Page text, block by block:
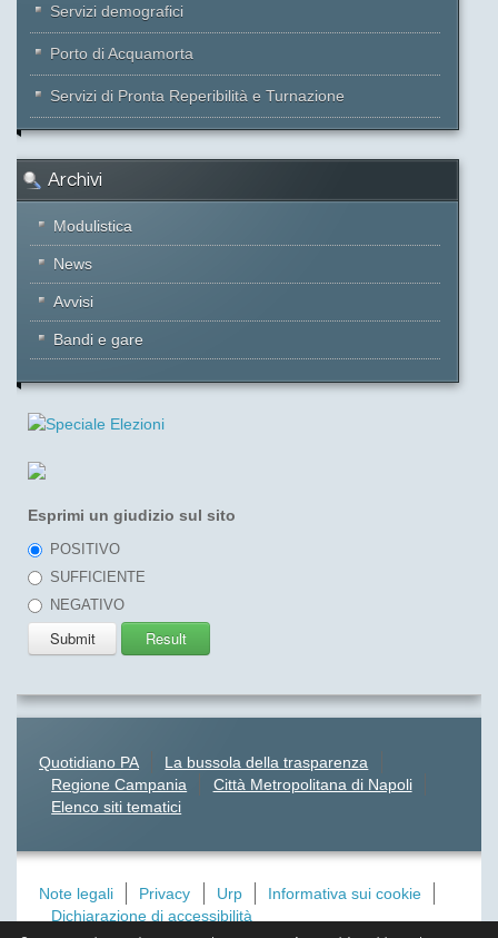
Servizi demografici
Porto di Acquamorta
Servizi di Pronta Reperibilità e Turnazione
Archivi
Modulistica
News
Avvisi
Bandi e gare
Esprimi un giudizio sul sito
POSITIVO
SUFFICIENTE
NEGATIVO
Quotidiano PA
La bussola della trasparenza
Regione Campania
Città Metropolitana di Napoli
Elenco siti tematici
Note legali Privacy Urp
Informativa sui cookie
Dichiarazione di accessibilità